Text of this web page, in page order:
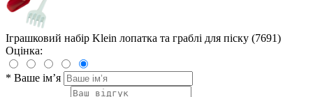
Іграшковий набір Klein лопатка та граблі для піску (7691)
Оцінка:
* Ваше ім’я